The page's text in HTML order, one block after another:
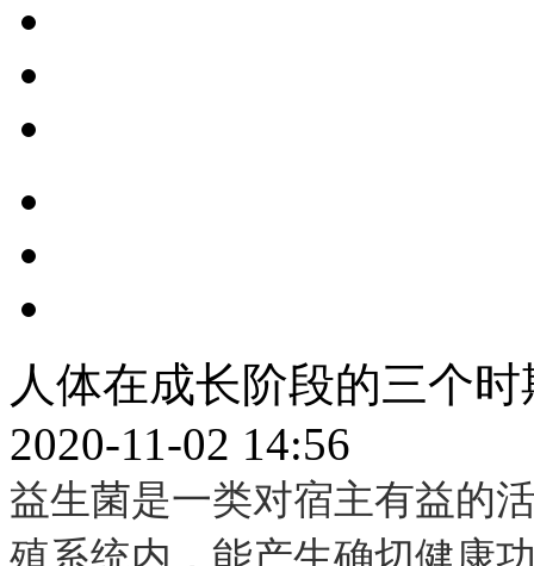
人体在成长阶段的三个
2020-11-02 14:56
益生菌是一类对宿主有益的
殖系统内，能产生确切健康